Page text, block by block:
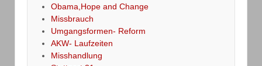
Obama,Hope and Change
Missbrauch
Umgangsformen- Reform
AKW- Laufzeiten
Misshandlung